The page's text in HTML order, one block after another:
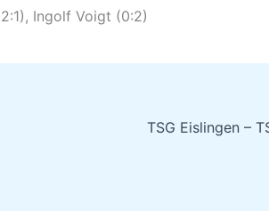
Ingolf Voigt (0:2)
TSG Eislingen –